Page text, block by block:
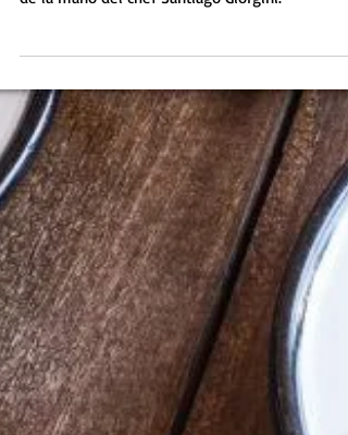
proponemos esta clásica receta invernal que